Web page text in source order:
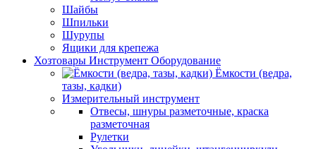
Шайбы
Шпильки
Шурупы
Ящики для крепежа
Хозтовары Инструмент Оборудование
Ёмкости (ведра,
тазы, кадки)
Измерительный инструмент
Отвесы, шнуры разметочные, краска
разметочная
Рулетки